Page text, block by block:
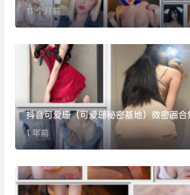
11 个月前
抖音可爱珊（可爱珊秘密基地）微密圈
1 年前